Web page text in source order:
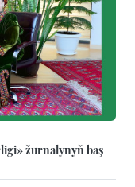
žurnalynyň baş